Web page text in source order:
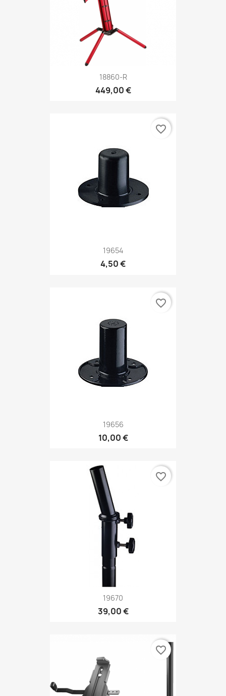
18860-R
449,00 €
19654
4,50 €
favorite_border
19656
10,00 €
favorite_border
19670
39,00 €
favorite_border
favorite_border